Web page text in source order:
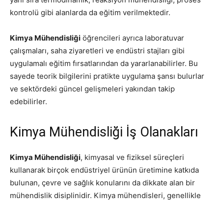
kontrolü gibi alanlarda da eğitim verilmektedir.
Kimya Mühendisliği öğrencileri ayrıca laboratuvar
çalışmaları, saha ziyaretleri ve endüstri stajları gibi
uygulamalı eğitim fırsatlarından da yararlanabilirler. Bu
sayede teorik bilgilerini pratikte uygulama şansı bulurlar
ve sektördeki güncel gelişmeleri yakından takip
edebilirler.
Kimya Mühendisliği İş Olanakları
Kimya Mühendisliği, kimyasal ve fiziksel süreçleri
kullanarak birçok endüstriyel ürünün üretimine katkıda
bulunan, çevre ve sağlık konularını da dikkate alan bir
mühendislik disiplinidir. Kimya mühendisleri, genellikle